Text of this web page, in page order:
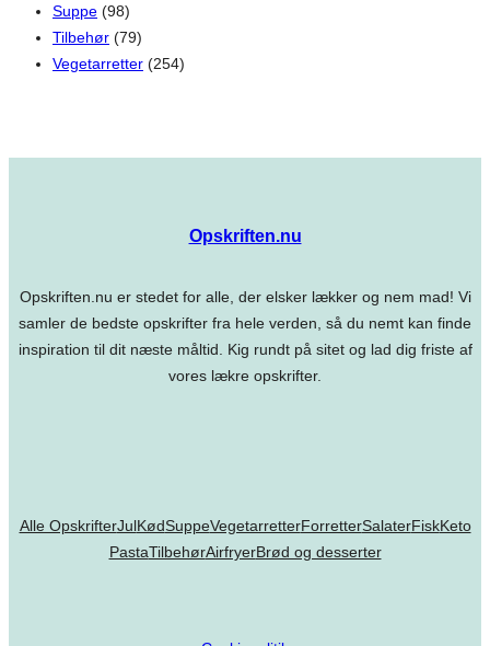
Suppe (98)
Tilbehør (79)
Vegetarretter (254)
Opskriften.nu
Opskriften.nu er stedet for alle, der elsker lækker og nem mad! Vi
samler de bedste opskrifter fra hele verden, så du nemt kan finde
inspiration til dit næste måltid. Kig rundt på sitet og lad dig friste af
vores lækre opskrifter.
Alle OpskrifterJulKødSuppeVegetarretterForretterSalaterFiskKeto
PastaTilbehørAirfryerBrød og desserter